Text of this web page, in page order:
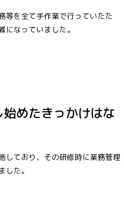
等を全て手作業で行っていたた
なっていました。
めたきっかけはな
しており、その研修時に業務管理
た。